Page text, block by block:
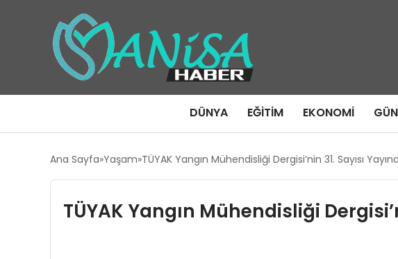
DÜNYA EĞITIM EKONOMI
Ana Sayfa Yaşam TÜYAK Yangın Mühendisliği Dergisi’nin 31. Sayısı
TÜYAK Yangın Mühendisliği